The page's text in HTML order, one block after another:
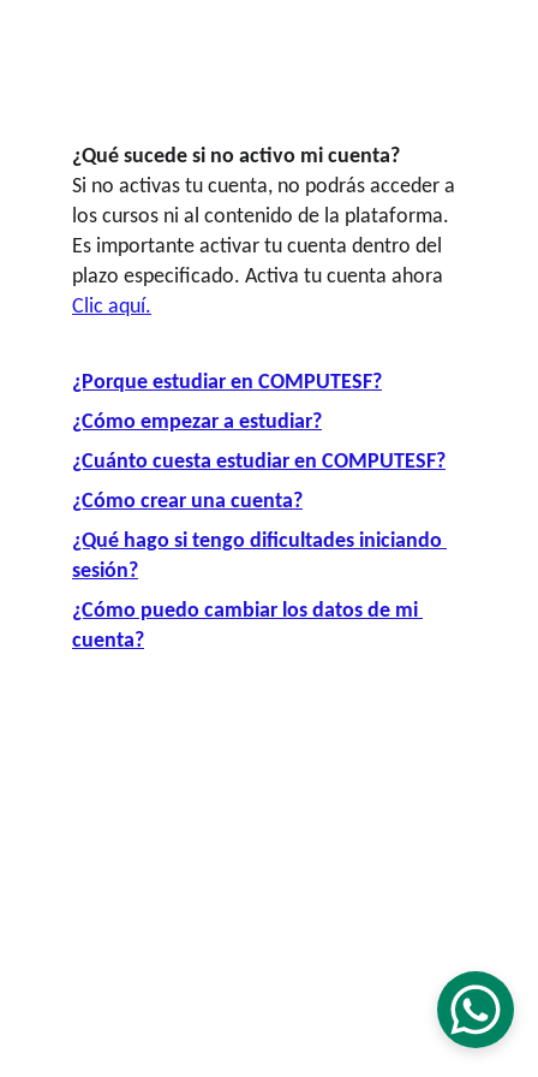
¿Qué sucede si no activo mi cuenta?
Si no activas tu cuenta, no podrás acceder a
los cursos ni al contenido de la plataforma.
Es importante activar tu cuenta dentro del
plazo especificado. Activa tu cuenta ahora
Clic aquí.
¿Porque estudiar en COMPUTESF?
¿Cómo empezar a estudiar?
¿Cuánto cuesta estudiar en COMPUTESF?
¿Cómo crear una cuenta?
¿Qué hago si tengo dificultades iniciando
sesión?
¿Cómo puedo cambiar los datos de mi
cuenta?